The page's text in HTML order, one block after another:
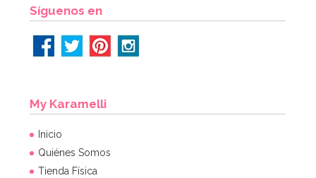
Síguenos en
My Karamelli
Inicio
Quiénes Somos
Tienda Física